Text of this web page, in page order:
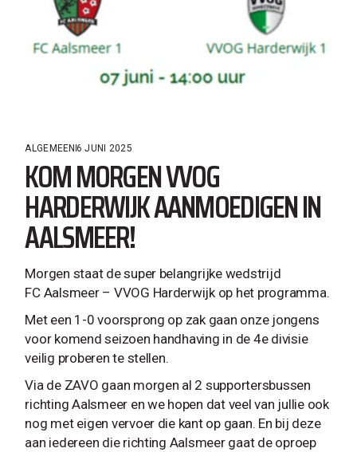
ALGEMEEN 6 JUNI 2025
KOM MORGEN VVOG
HARDERWIJK AANMOEDIGEN IN
AALSMEER!
Morgen staat de super belangrijke wedstrijd
FC Aalsmeer – VVOG Harderwijk op het programma.
Met een 1-0 voorsprong op zak gaan onze jongens
voor komend seizoen handhaving in de 4e divisie
veilig proberen te stellen.
Via de ZAVO gaan morgen al 2 supportersbussen
richting Aalsmeer en we hopen dat veel van jullie ook
nog met eigen vervoer die kant op gaan. En bij deze
aan iedereen die richting Aalsmeer gaat de oproep